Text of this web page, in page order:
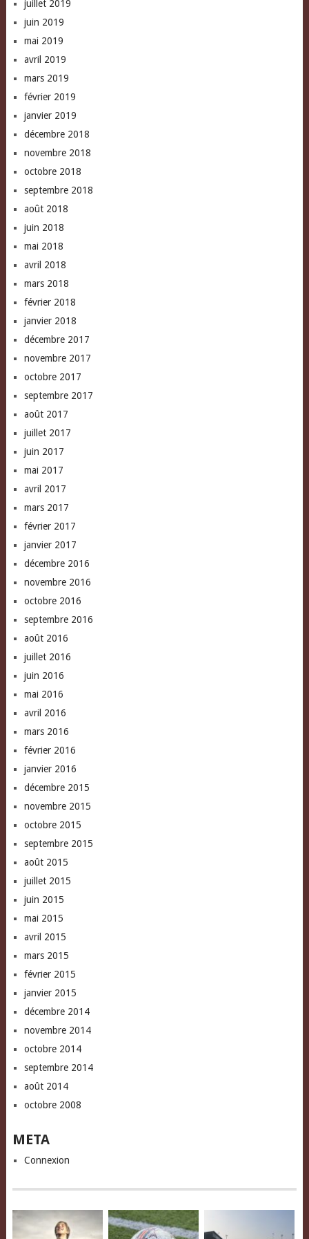
juillet 2019
juin 2019
mai 2019
avril 2019
mars 2019
février 2019
janvier 2019
décembre 2018
novembre 2018
octobre 2018
septembre 2018
août 2018
juin 2018
mai 2018
avril 2018
mars 2018
février 2018
janvier 2018
décembre 2017
novembre 2017
octobre 2017
septembre 2017
août 2017
juillet 2017
juin 2017
mai 2017
avril 2017
mars 2017
février 2017
janvier 2017
décembre 2016
novembre 2016
octobre 2016
septembre 2016
août 2016
juillet 2016
juin 2016
mai 2016
avril 2016
mars 2016
février 2016
janvier 2016
décembre 2015
novembre 2015
octobre 2015
septembre 2015
août 2015
juillet 2015
juin 2015
mai 2015
avril 2015
mars 2015
février 2015
janvier 2015
décembre 2014
novembre 2014
octobre 2014
septembre 2014
août 2014
octobre 2008
META
Connexion